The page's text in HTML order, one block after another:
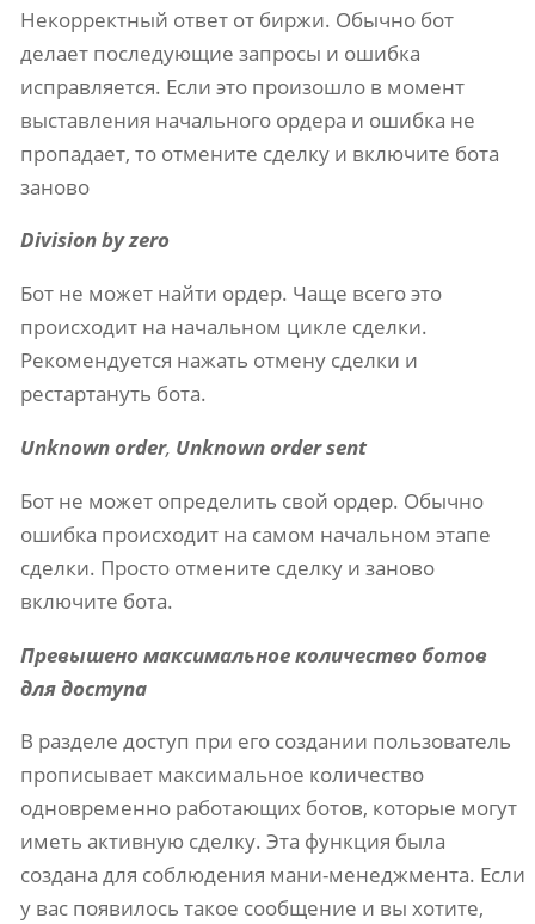
Некорректный ответ от биржи. Обычно бот
делает последующие запросы и ошибка
исправляется. Если это произошло в момент
выставления начального ордера и ошибка не
пропадает, то отмените сделку и включите бота
заново
Division by zero
Бот не может найти ордер. Чаще всего это
происходит на начальном цикле сделки.
Рекомендуется нажать отмену сделки и
рестартануть бота.
Unknown order, Unknown order sent
Бот не может определить свой ордер. Обычно
ошибка происходит на самом начальном этапе
сделки. Просто отмените сделку и заново
включите бота.
Превышено максимальное количество ботов
для доступа
В разделе доступ при его создании пользователь
прописывает максимальное количество
одновременно работающих ботов, которые могут
иметь активную сделку. Эта функция была
создана для соблюдения мани-менеджмента. Если
у вас появилось такое сообщение и вы хотите,